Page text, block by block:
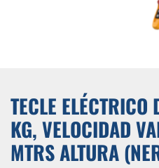
TECLE
KG, VELOCIDAD
MTRS ALTURA